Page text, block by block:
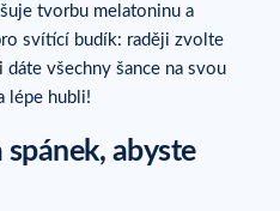
tvorbu melatoninu a
svítící budík: raději zvolte
dáte všechny šance na svou
lépe hubli!
spánek, abyste